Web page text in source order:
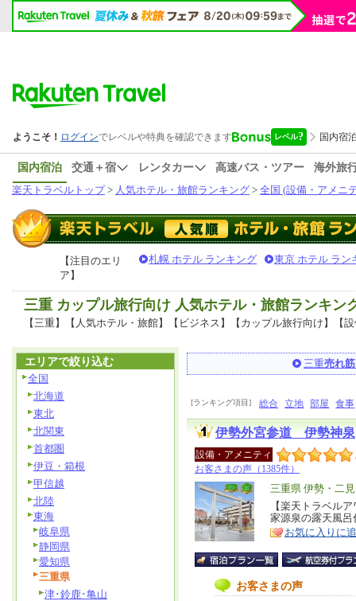
国内宿泊 交通＋宿 レンタカー 高速バス・ツアー
海外旅
楽天トラベルトップ> 人気ホテル・旅館ランキング > 全国 (設備・アメニ
【注目のエリ
ア】
札幌 ホテル ランキング 東京 ホテル ラン
三重 カップル旅行向け 人気ホテル・旅館ランキン
【三重】【人気ホテル・旅館】【ビジネス】【カップル旅行向け】【
三重売れ筋
[ランキング項目] 総合 立地 部屋 食事
伊勢外宮参道 伊勢神泉
設備・アメニティ
お客さまの声（1385件）
エ
リ
ア
三重県 伊勢・二見
特
徴
【楽天トラベル
家源泉の露天風呂
お気に入りに
お客さまの声
エリアで絞り込む
全国
北海道
東北
北関東
首都圏
伊豆・箱根
甲信越
北陸
東海
岐阜県
静岡県
愛知県
三重県
津･鈴鹿･亀山